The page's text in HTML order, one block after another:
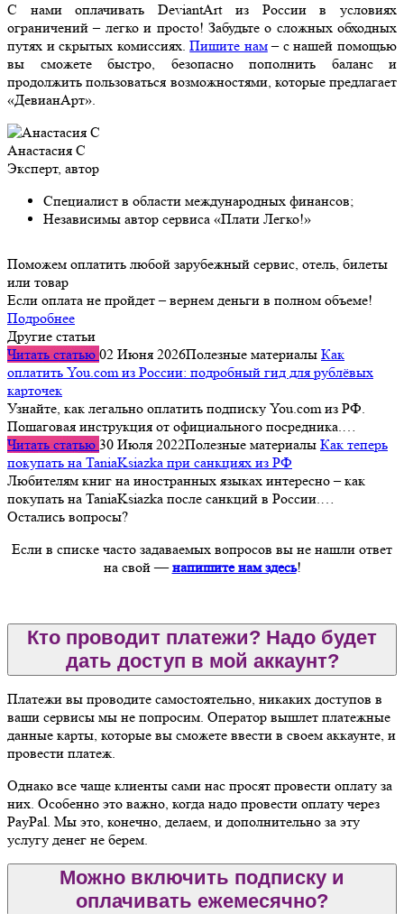
С нами оплачивать DeviantArt из России в условиях
ограничений – легко и просто! Забудьте о сложных обходных
путях и скрытых комиссиях.Пишите нам– с нашей помощью
вы сможете быстро, безопасно пополнить баланс и
продолжить пользоваться возможностями, которые предлагает
«ДевианАрт».
Анастасия С
Эксперт, автор
Специалист в области международных финансов;
Независимы автор сервиса «Плати Легко!»
Поможем оплатить любой зарубежный сервис, отель, билеты
или товар
Если оплата не пройдет – вернем деньги в полном объеме!
Подробнее
Другие статьи
Читать статью 02 Июня 2026Полезные материалы Как
оплатить You.com из России: подробный гид для рублёвых
карточек
Узнайте, как легально оплатить подписку You.com из РФ.
Пошаговая инструкция от официального посредника.…
Читать статью 30 Июля 2022Полезные материалы Как теперь
покупать на TaniaKsiazka при санкциях из РФ
Любителям книг на иностранных языках интересно – как
покупать на TaniaKsiazka после санкций в России.…
Остались вопросы?
Если в списке часто задаваемых вопросов вы не нашли ответ
на свой —напишите нам здесь!
Кто проводит платежи? Надо будет
дать доступ в мой аккаунт?
Платежи вы проводите самостоятельно, никаких доступов в
ваши сервисы мы не попросим. Оператор вышлет платежные
данные карты, которые вы сможете ввести в своем аккаунте, и
провести платеж.
Однако все чаще клиенты сами нас просят провести оплату за
них. Особенно это важно, когда надо провести оплату через
PayPal. Мы это, конечно, делаем, и дополнительно за эту
услугу денег не берем.
Можно включить подписку и
оплачивать ежемесячно?